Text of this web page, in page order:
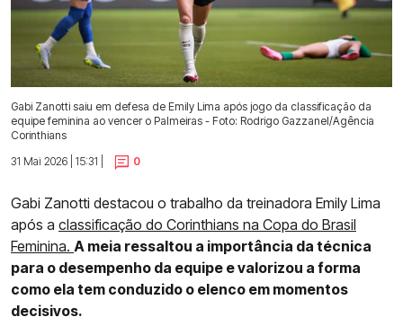
Gabi Zanotti saiu em defesa de Emily Lima após jogo da classificação da
equipe feminina ao vencer o Palmeiras - Foto: Rodrigo Gazzanel/Agência
Corinthians
31 Mai 2026 | 15:31 |
0
Gabi Zanotti destacou o trabalho da treinadora Emily Lima
após a classificação do Corinthians na Copa do Brasil
Feminina. A meia ressaltou a importância da técnica
para o desempenho da equipe e valorizou a forma
como ela tem conduzido o elenco em momentos
decisivos.